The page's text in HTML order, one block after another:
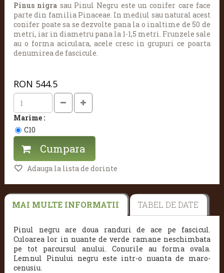
Pinus nigra sau Pinul Negru este un conifer care face
parte din familia Pinaceae. In mediul sau natural acest
conifer poate sa se dezvolte pana la o inaltime de 50 de
metri, iar in diametru pana la 1-1,5 metri. Frunzele sale
au o forma aciculara, acele cresc in grupuri ce poarta
denumirea de fascicule.
RON 544.5
Marime :
C10
Cumpara
Adauga la lista de dorinte
MAI MULTE INFORMATII TABEL DE DATE
Pinul negru are doua randuri de ace pe fascicul.
Culoarea lor in nuante de verde ramane neschimbata
pe tot parcursul anului. Conurile au forma ovala.
Lemnul Pinului negru este intr-o nuanta de maro-
cenusiu.